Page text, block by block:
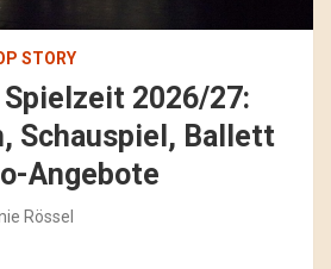
STORY
2026/27:
Schauspiel, Ballett
Angebote
Rössel